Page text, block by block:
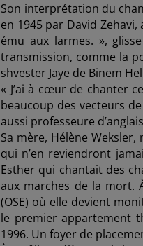
Son interprétation du
en 1945 par David Zehavi,
ému aux larmes. »,
transmission, comme la
shvester Jaye de Binem
« J’ai à cœur de chanter
beaucoup des vecteurs
aussi professeure
Sa mère, Hélène Weksler,
qui n’en reviendront
Esther qui chantait des
aux marches de la mort.
(OSE) où elle devient
le premier appartement
1996. Un foyer de